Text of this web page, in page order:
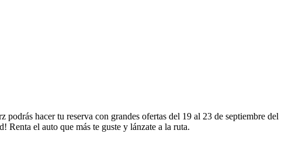
hacer tu reserva con grandes ofertas del 19 al 23 de septiembre del
Renta el auto que más te guste y lánzate a la ruta.